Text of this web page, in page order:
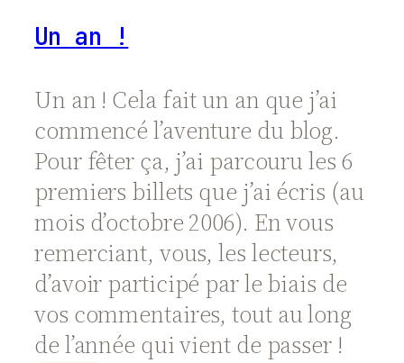
Un an !
Un an ! Cela fait un an que j’ai
commencé l’aventure du blog.
Pour fêter ça, j’ai parcouru les 6
premiers billets que j’ai écris (au
mois d’octobre 2006). En vous
remerciant, vous, les lecteurs,
d’avoir participé par le biais de
vos commentaires, tout au long
de l’année qui vient de passer !